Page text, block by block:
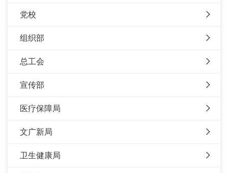
党校
组织部
总工会
宣传部
医疗保障局
文广新局
卫生健康局